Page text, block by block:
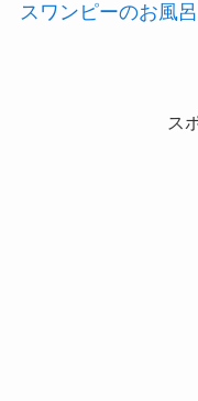
スワンピーのお風
ス